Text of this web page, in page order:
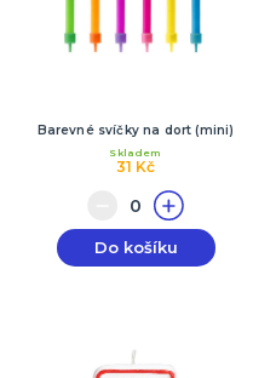
Barevné svíčky na dort (mini)
31 Kč
Skladem
Do košíku